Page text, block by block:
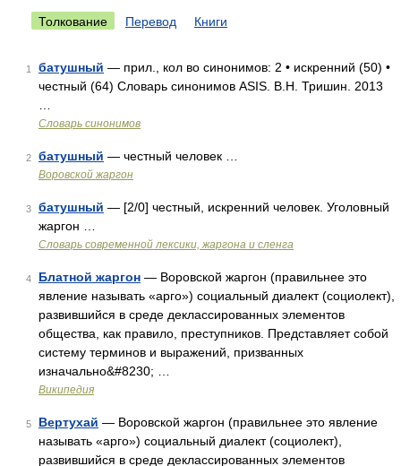
Толкование Перевод Книги
1 батушный — прил., кол во синонимов: 2 • искренний (50) •
честный (64) Словарь синонимов ASIS. В.Н. Тришин. 2013
Словарь синонимов
2 батушный — честный человек …
Воровской жаргон
3 батушный — [2/0] честный, искренний человек. Уголовный
жаргон …
Cловарь современной лексики, жаргона и сленга
4 Блатной жаргон — Воровской жаргон (правильнее это
явление называть «арго») социальный диалект (социолект),
развившийся в среде деклассированных элементов
общества, как правило, преступников. Представляет собой
систему терминов и выражений, призванных
изначально&#8230; …
Википедия
5 Вертухай — Воровской жаргон (правильнее это явление
называть «арго») социальный диалект (социолект),
развившийся в среде деклассированных элементов